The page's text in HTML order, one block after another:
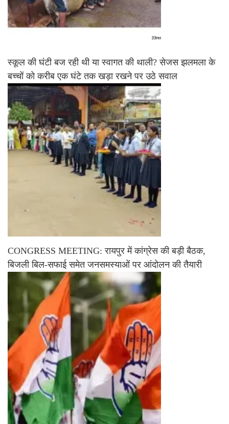
स्कूल की घंटी बज रही थी या स्वागत की थाली? सेजस झलमला के
बच्चों को करीब एक घंटे तक खड़ा रखने पर उठे सवाल
CONGRESS MEETING: रायपुर में कांग्रेस की बड़ी बैठक,
बिजली बिल-सफाई समेत जनसमस्याओं पर आंदोलन की तैयारी